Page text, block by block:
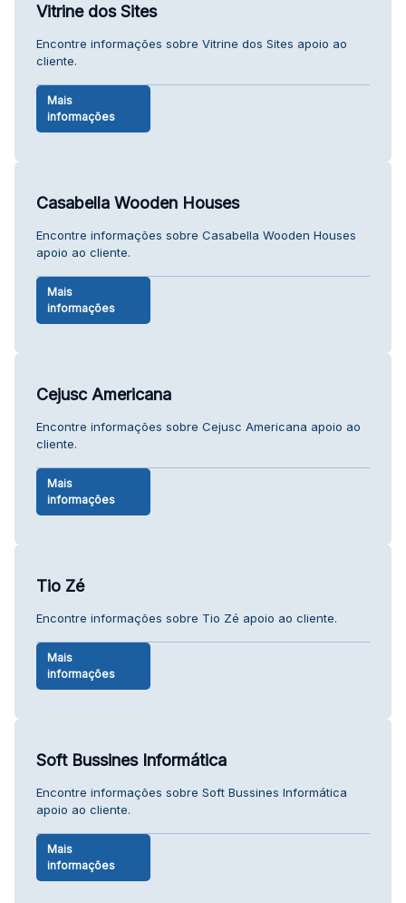
Vitrine dos Sites
Encontre informações sobre Vitrine dos Sites apoio ao
cliente.
Mais
informações
Casabella Wooden Houses
Encontre informações sobre Casabella Wooden Houses
apoio ao cliente.
Mais
informações
Cejusc Americana
Encontre informações sobre Cejusc Americana apoio ao
cliente.
Mais
informações
Tio Zé
Encontre informações sobre Tio Zé apoio ao cliente.
Mais
informações
Soft Bussines Informática
Encontre informações sobre Soft Bussines Informática
apoio ao cliente.
Mais
informações